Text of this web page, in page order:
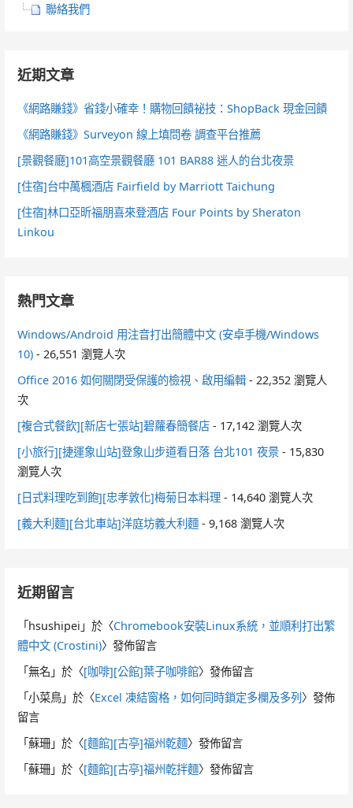
聯絡我們
近期文章
《網路賺錢》省錢小確幸！購物回饋祕技：ShopBack 現金回饋
《網路賺錢》Surveyon 線上填問卷 調查平台推薦
[景觀餐廳]101高空景觀餐廳 101 BAR88 迷人的台北夜景
[住宿]台中萬楓酒店 Fairfield by Marriott Taichung
[住宿]林口亞昕福朋喜來登酒店 Four Points by Sheraton
Linkou
熱門文章
Windows/Android 用注音打出簡體中文 (安卓手機/Windows
10) - 26,551 瀏覽人次
Office 2016 如何關閉受保護的檢視、啟用編輯 - 22,352 瀏覽人
次
[複合式餐飲][新店七張站]碧蘿春簡餐店 - 17,142 瀏覽人次
[小旅行][捷運象山站]登象山步道看日落 台北101 夜景 - 15,830
瀏覽人次
[日式料理吃到飽][忠孝敦化]梅菊日本料理 - 14,640 瀏覽人次
[義大利麵][台北車站]洋庭坊義大利麵 - 9,168 瀏覽人次
近期留言
「hsushipei 」於〈Chromebook安裝Linux系統，並順利打出繁
體中文 (Crostini)〉發佈留言
「無名 」於〈[咖啡][公館]葉子咖啡館〉發佈留言
「小菜鳥 」於〈Excel 凍結窗格，如何同時鎖定多欄及多列〉發佈
留言
「蘇珊 」於〈[麵館][古亭]福州乾麵〉發佈留言
「蘇珊 」於〈[麵館][古亭]福州乾拌麵〉發佈留言